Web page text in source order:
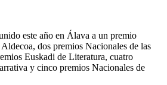
este año en Álava a un premio
dos premios Nacionales de las
Euskadi de Literatura, cuatro
y cinco premios Nacionales de